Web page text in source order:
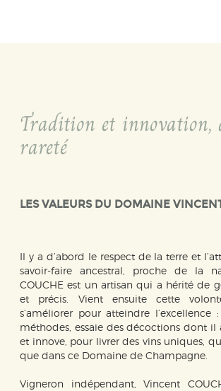
Tradition et innovation,
rareté
LES VALEURS DU DOMAINE
Il y a d’abord le respect de la terre et
savoir-faire ancestral, proche de la
COUCHE est un artisan qui a hérité de
et précis. Vient ensuite cette
s’améliorer pour atteindre l’excellence
méthodes, essaie des décoctions dont il
et innove, pour livrer des vins uniques,
que dans ce Domaine de Champagne.
Vigneron indépendant, Vincent